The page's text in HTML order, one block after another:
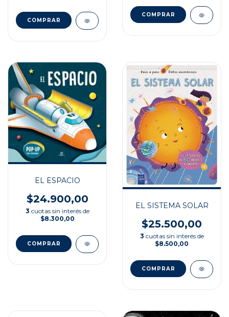
EL ESPACIO
$24.900,00
3 cuotas sin interés de
$8.300,00
EL SISTEMA SOLAR
$25.500,00
3 cuotas sin interés de
$8.500,00